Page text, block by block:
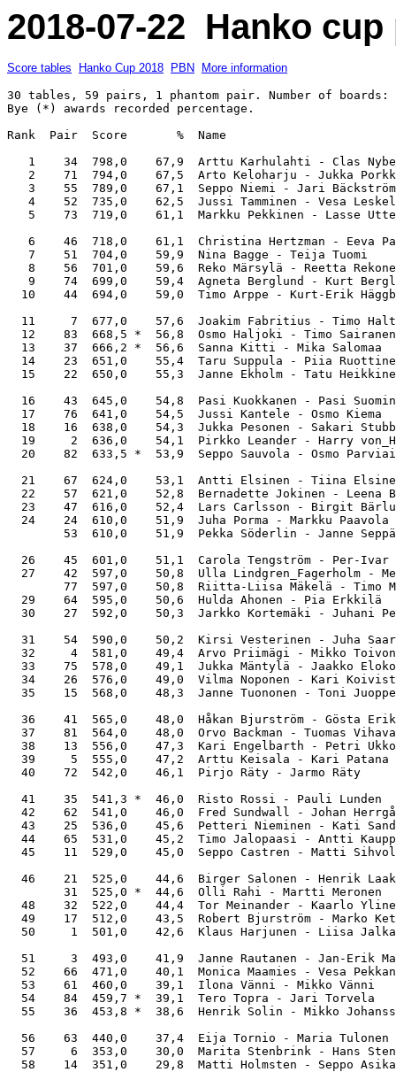
2018-07-22 Hanko
Score tables Hanko Cup 2018 PBN More information
30 tables, 59 pairs, 1 phantom pair. Number of
Bye (*) awards recorded percentage.
Rank  Pair  Score       %  Name
1    34  798,0    67,9  Arttu Karhulahti -
2    71  794,0    67,5  Arto Keloharju -
3    55  789,0    67,1  Seppo Niemi - Jari
4    52  735,0    62,5  Jussi Tamminen - Vesa
5    73  719,0    61,1  Markku Pekkinen -
6    46  718,0    61,1  Christina
7    51  704,0    59,9  Nina Bagge - Teija
8    56  701,0    59,6  Reko Märsylä -
9    74  699,0    59,4  Agneta
10    44  694,0    59,0  Timo Arppe -
11     7  677,0    57,6  Joakim Fabritius - Timo
12    83  668,5 *  56,8  Osmo Haljoki -
13    37  666,2 *  56,6  Sanna Kitti - Mika
14    23  651,0    55,4  Taru Suppula - Piia
15    22  650,0    55,3  Janne Ekholm - Tatu
16    43  645,0    54,8  Pasi Kuokkanen - Pasi
17    76  641,0    54,5  Jussi Kantele -
18    16  638,0    54,3  Jukka Pesonen
19     2  636,0    54,1  Pirkko Leander - Harry
20    82  633,5 *  53,9  Seppo Sauvola - Osmo
21    67  624,0    53,1  Antti Elsinen
22    57  621,0    52,8  Bernadette
23    47  616,0    52,4  Lars
24    24  610,0    51,9  Juha Porma -
53  610,0    51,9  Pekka
26    45  601,0    51,1  Carola
27    42  597,0    50,8  Ulla
77  597,0    50,8  Riitta-Liisa
29    64  595,0    50,6  Hulda Ahonen - Pia
30    27  592,0    50,3  Jarkko Kortemäki -
31    54  590,0    50,2  Kirsi Vesterinen -
32     4  581,0    49,4  Arvo Priimägi - Mikko
33    75  578,0    49,1  Jukka Mäntylä
34    26  576,0    49,0  Vilma Noponen -
35    15  568,0    48,3  Janne Tuononen - Toni
36    41  565,0    48,0  Håkan Bjurström -
37    81  564,0    48,0  Orvo Backman
38    13  556,0    47,3  Kari Engelbarth -
39     5  555,0    47,2  Arttu Keisala - Kari
40    72  542,0    46,1  Pirjo Räty - Jarmo
41    35  541,3 *  46,0  Risto Rossi -
42    62  541,0    46,0  Fred
43    25  536,0    45,6  Petteri Nieminen - Kati
44    65  531,0    45,2  Timo Jalopaasi -
45    11  529,0    45,0  Seppo Castren -
46    21  525,0    44,6  Birger Salonen
31  525,0 *  44,6  Olli Rahi - Martti
48    32  522,0    44,4  Tor Meinander
49    17  512,0    43,5  Robert Bjurström - Marko
50     1  501,0    42,6  Klaus Harjunen -
51     3  493,0    41,9  Janne Rautanen
52    66  471,0    40,1  Monica Maamies -
53    61  460,0    39,1  Ilona Vänni - Mikko
54    84  459,7 *  39,1  Tero Topra - Jari
55    36  453,8 *  38,6  Henrik Solin -
56    63  440,0    37,4  Eija Tornio -
57     6  353,0    30,0  Marita
58    14  351,0    29,8  Matti